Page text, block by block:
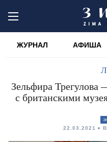
ЖУРНАЛ АФИША
Зельфира Трегулова
с британскими
22.03.2021